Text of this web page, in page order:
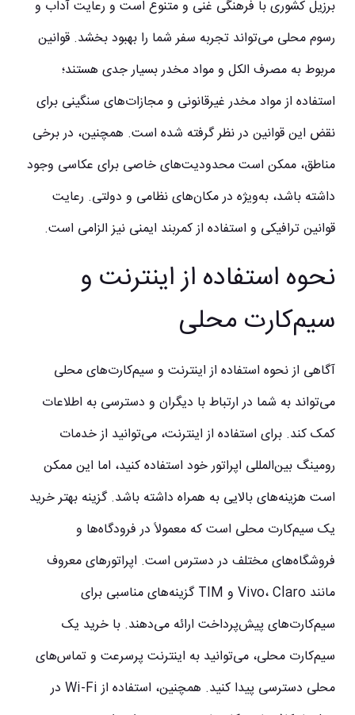
برزیل کشوری با فرهنگی غنی و متنوع است و رعایت آداب و
رسوم محلی می‌تواند تجربه سفر شما را بهبود بخشد. قوانین
مربوط به مصرف الکل و مواد مخدر بسیار جدی هستند؛
استفاده از مواد مخدر غیرقانونی و مجازات‌های سنگینی برای
نقض این قوانین در نظر گرفته شده است. همچنین، در برخی
مناطق، ممکن است محدودیت‌های خاصی برای عکاسی وجود
داشته باشد، به‌ویژه در مکان‌های نظامی و دولتی. رعایت
قوانین ترافیکی و استفاده از کمربند ایمنی نیز الزامی است.
نحوه استفاده از اینترنت و
سیم‌کارت محلی
آگاهی از نحوه استفاده از اینترنت و سیم‌کارت‌های محلی
می‌تواند به شما در ارتباط با دیگران و دسترسی به اطلاعات
کمک کند. برای استفاده از اینترنت، می‌توانید از خدمات
رومینگ بین‌المللی اپراتور خود استفاده کنید، اما این ممکن
است هزینه‌های بالایی به همراه داشته باشد. گزینه بهتر خرید
یک سیم‌کارت محلی است که معمولاً در فرودگاه‌ها و
فروشگاه‌های مختلف در دسترس است. اپراتورهای معروف
مانند Vivo، Claro و TIM گزینه‌های مناسبی برای
سیم‌کارت‌های پیش‌پرداخت ارائه می‌دهند. با خرید یک
سیم‌کارت محلی، می‌توانید به اینترنت پرسرعت و تماس‌های
محلی دسترسی پیدا کنید. همچنین، استفاده از Wi-Fi در